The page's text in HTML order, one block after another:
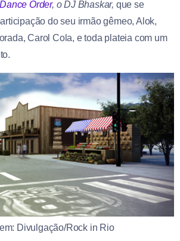
Order, o DJ Bhaskar, que se
do seu irmão gêmeo, Alok,
Carol Cola, e toda plateia com um
Divulgação/Rock in Rio